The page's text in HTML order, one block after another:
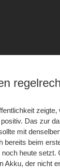
zeigte,
Das zur
mit
bereits beim
heute setzt.
Akku, der nicht